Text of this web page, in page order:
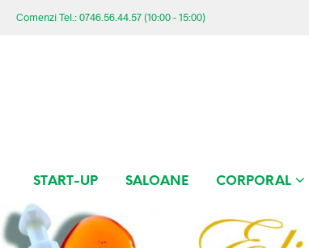
Comenzi Tel.: 0746.56.44.57 (10:00 - 15:00)
START-UP SALOANE CORPORAL